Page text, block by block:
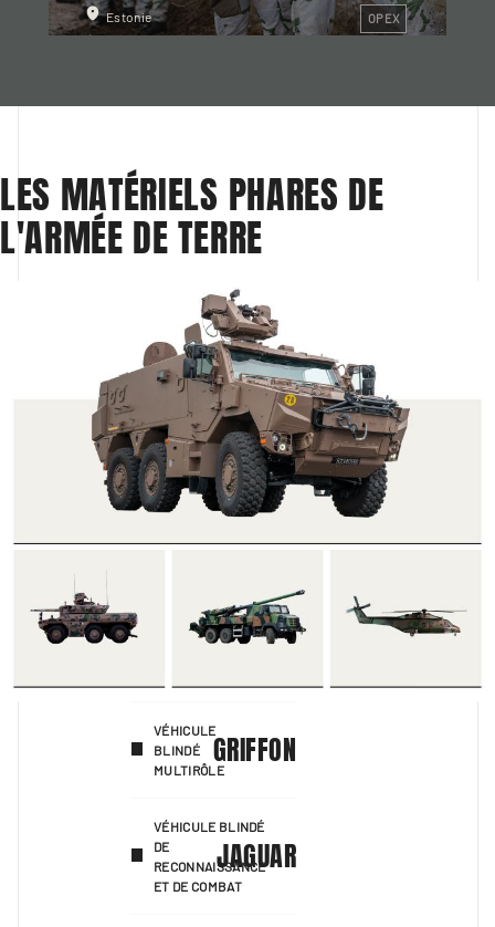
Estonie OPEX
LES MATÉRIELS PHARES DE
L'ARMÉE DE TERRE
VÉHICULE
BLINDÉ
MULTIRÔLEGRIFFON
VÉHICULE BLINDÉ
DE
RECONNAISSANCE
ET DE COMBAT
JAGUAR